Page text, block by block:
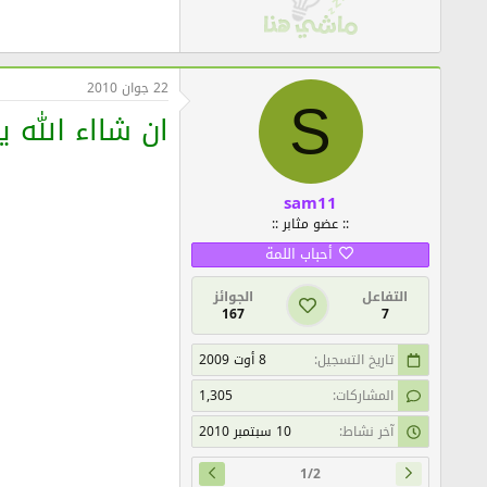
S
sam11
:: عضو مثابر ::
أحباب اللمة
التفاعل
7
الجوائز
167
تاريخ التسجيل
8 أوت 2009
المشاركات
1,305
آخر نشاط
10 سبتمبر 2010
1/2
22 جوان 2010
ان شااء الله